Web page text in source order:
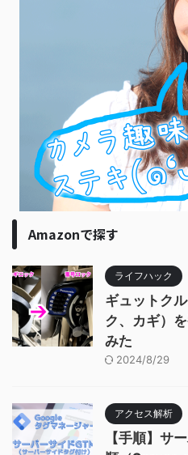
Amazonで探す
ライフハック
ギュットク
ク、カギ）
みた
2024/8/29
アクセス解析
【手順】サ